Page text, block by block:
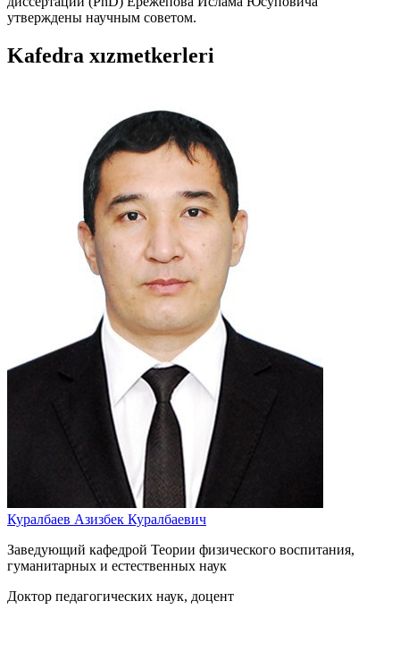
утверждены научным советом.
Kafedra xızmеtkerleri
Куралбаев Азизбек Куралбаевич
Заведующий кафедрой Теории физического воспитания,
гуманитарных и естественных наук
Доктор педагогических наук, доцент